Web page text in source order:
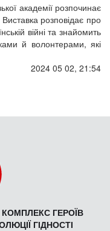
академії розпочинає
розповідає про
війні та знайомить
й волонтерами, які
2024 05 02, 21:54
ГЕРОЇВ
ГІДНОСТІ